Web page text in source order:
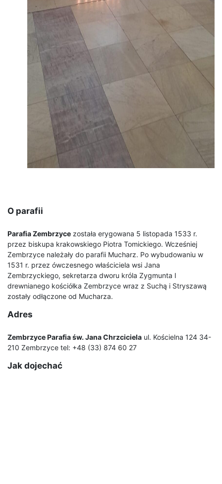
O parafii
Parafia Zembrzyce została erygowana 5 listopada 1533 r.
przez biskupa krakowskiego Piotra Tomickiego. Wcześniej
Zembrzyce należały do parafii Mucharz. Po wybudowaniu w
1531 r. przez ówczesnego właściciela wsi Jana
Zembrzyckiego, sekretarza dworu króla Zygmunta I
drewnianego kościółka Zembrzyce wraz z Suchą i Stryszawą
zostały odłączone od Mucharza.
Adres
Zembrzyce Parafia św. Jana Chrzciciela ul. Kościelna 124 34-
210 Zembrzyce tel: +48 (33) 874 60 27
Jak dojechać